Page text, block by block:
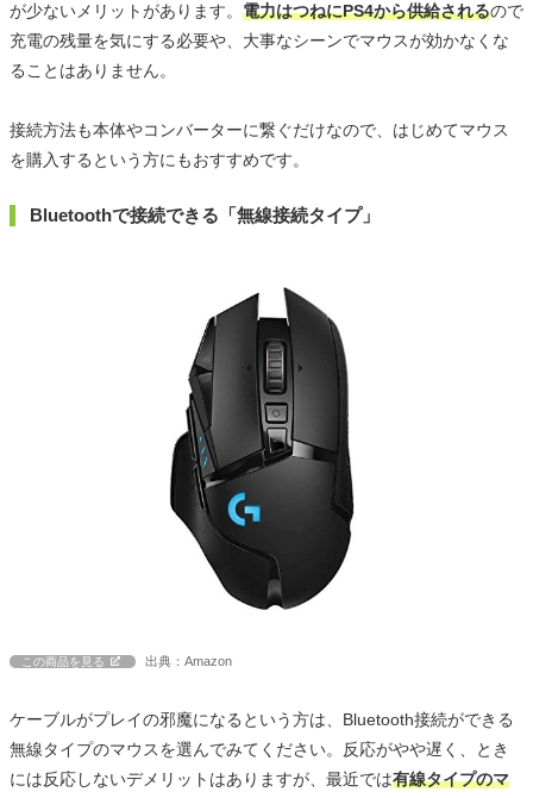
が少ないメリットがあります。 電力はつねにPS4から供給されるので
充電の残量を気にする必要や、大事なシーンでマウスが効かなくな
ることはありません。
接続方法も本体やコンバーターに繋ぐだけなので、はじめてマウス
を購入するという方にもおすすめです。
Bluetoothで接続できる「無線接続タイプ」
この商品を見る 出典：Amazon
ケーブルがプレイの邪魔になるという方は、Bluetooth接続ができる
無線タイプのマウスを選んでみてください。反応がやや遅く、とき
には反応しないデメリットはありますが、最近では有線タイプのマ